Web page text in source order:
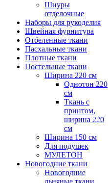
Шнуры
отделочные
Наборы для рукоделия
Швейная фурнитура
Отбеленные ткани
Пасхальные ткани
Плотные ткани
Постельные ткани
Ширина 220 см
Однотон 220
см
Ткань с
принтом,
ширина 220
см
Ширина 150 см
Для подушек
МУЛЕТОН
Новогодние ткани
Новогодние
льняные ткани